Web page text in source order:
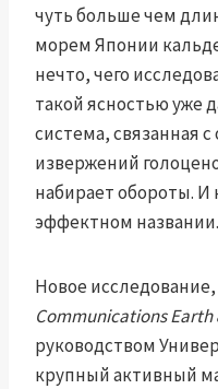
чуть больше чем
морем Японии
нечто, чего
такой ясностью уже
система, связанная
извержений
набирает обороты. И
эффектном
Новое
Communications
руководством
крупный активный